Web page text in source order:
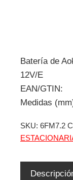
Batería de
12V/E
EAN/GTIN:
Medidas
SKU: 6FM7.2